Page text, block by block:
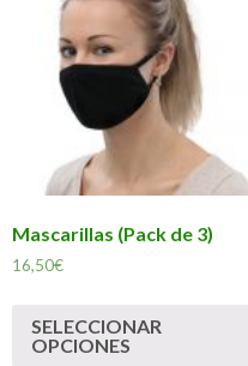
Mascarillas (Pack de 3)
16,50€
SELECCIONAR
OPCIONES